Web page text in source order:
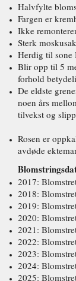
Halvfylte
Fargen er
Ikke
Sterk
Herdig til sone
Blir opp til 5
forhold
De eldste
noen års
tilvekst og
Rosen er
avdøde
2017:
2018:
2019:
2020:
2021:
2022:
2023:
2024:
2025: